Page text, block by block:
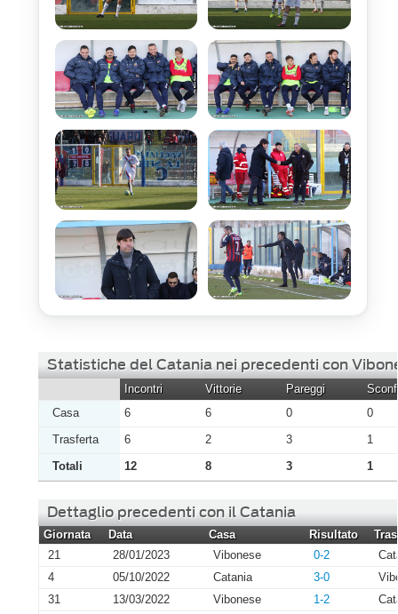
Statistiche del Catania nei precedenti con
Incontri Vittorie Pareggi
Casa
6 6 0
0
Trasferta
6 2 3
1
Totali
12 8 3 1
Dettaglio precedenti con il Catania
Giornata Data Casa Risultato
21
28/01/2023 Vibonese 0-2
4
05/10/2022 Catania 3-0
31
13/03/2022 Vibonese 1-2